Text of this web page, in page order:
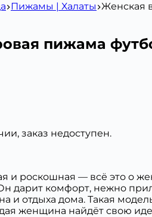
Пижамы | Халаты Женская
пижама
заказ недоступен.
и роскошная — всё это о
дарит комфорт, нежно
и отдыха дома. Такая
женщина найдёт свою